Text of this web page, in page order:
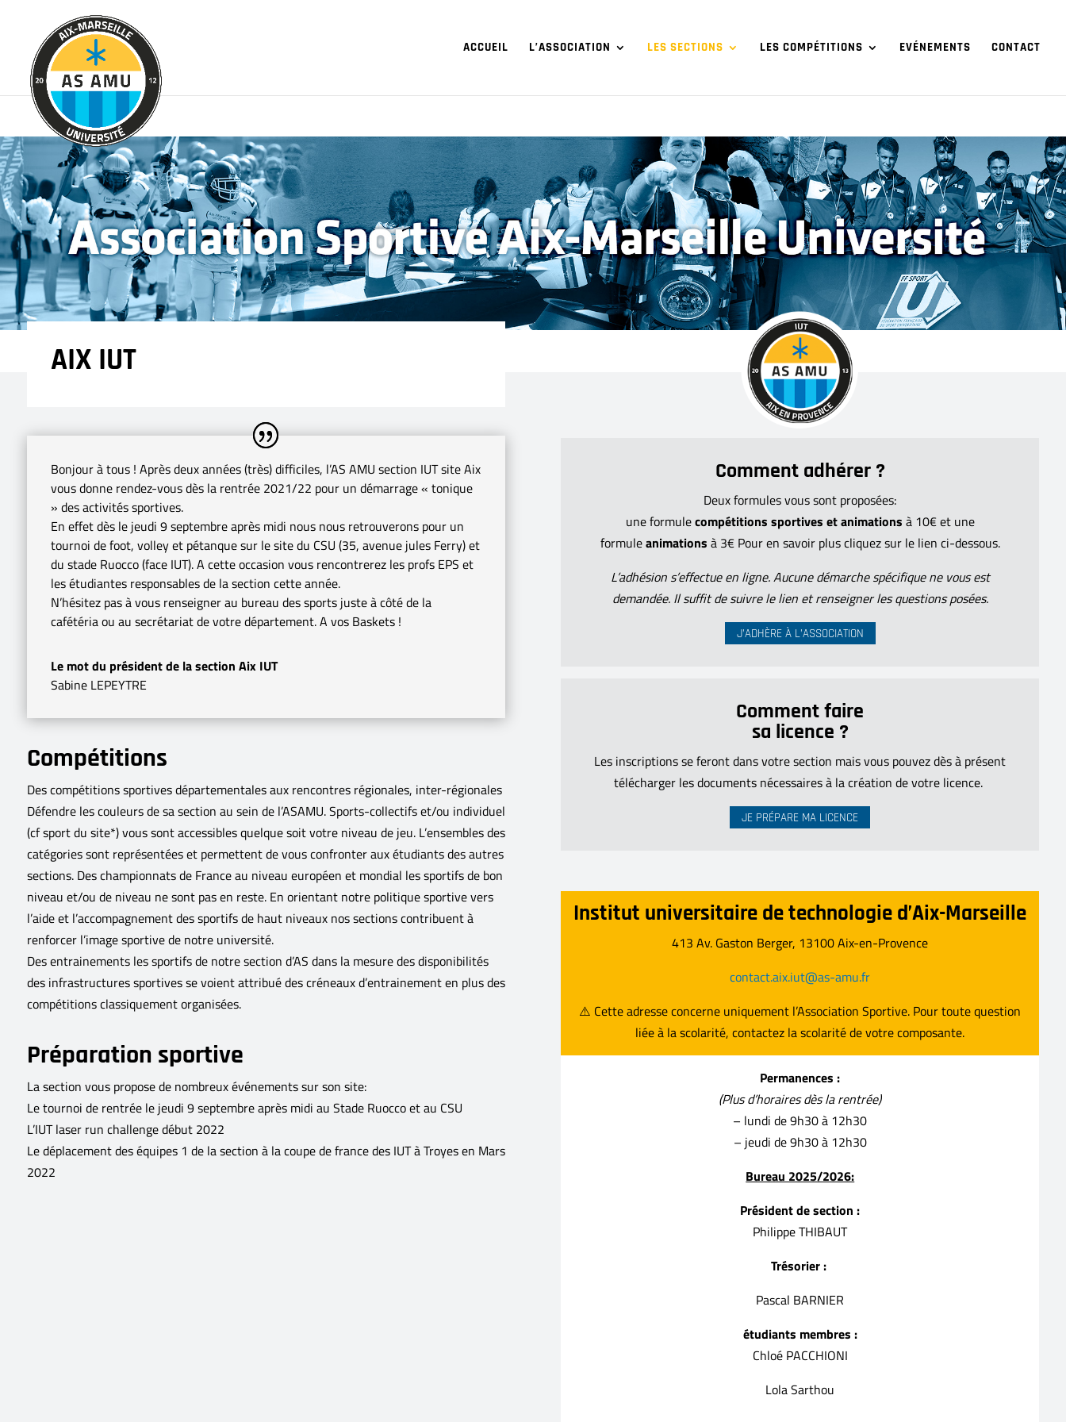
ACCUEIL L’ASSOCIATION LES SECTIONS LES COMPÉTITIONS EVÉNEMENTS CONTACT
AIX IUT
Bonjour à tous ! Après deux années (très) difficiles, l’AS AMU section IUT site Aix
vous donne rendez-vous dès la rentrée 2021/22 pour un démarrage « tonique
» des activités sportives.
En effet dès le jeudi 9 septembre après midi nous nous retrouverons pour un
tournoi de foot, volley et pétanque sur le site du CSU (35, avenue jules Ferry) et
du stade Ruocco (face IUT). A cette occasion vous rencontrerez les profs EPS et
les étudiantes responsables de la section cette année.
N’hésitez pas à vous renseigner au bureau des sports juste à côté de la
cafétéria ou au secrétariat de votre département. A vos Baskets !
Le mot du président de la section Aix IUT
Sabine LEPEYTRE
Compétitions
Des compétitions sportives départementales aux rencontres régionales, inter-régionales
Défendre les couleurs de sa section au sein de l’ASAMU. Sports-collectifs et/ou individuel
(cf sport du site*) vous sont accessibles quelque soit votre niveau de jeu. L’ensembles des
catégories sont représentées et permettent de vous confronter aux étudiants des autres
sections. Des championnats de France au niveau européen et mondial les sportifs de bon
niveau et/ou de niveau ne sont pas en reste. En orientant notre politique sportive vers
l’aide et l’accompagnement des sportifs de haut niveaux nos sections contribuent à
renforcer l’image sportive de notre université.
Des entrainements les sportifs de notre section d’AS dans la mesure des disponibilités
des infrastructures sportives se voient attribué des créneaux d’entrainement en plus des
compétitions classiquement organisées.
Préparation sportive
La section vous propose de nombreux événements sur son site:
Le tournoi de rentrée le jeudi 9 septembre après midi au Stade Ruocco et au CSU
L’IUT laser run challenge début 2022
Le déplacement des équipes 1 de la section à la coupe de france des IUT à Troyes en Mars
2022
Comment adhérer ?
Deux formules vous sont proposées:
une formulecompétitions sportives et animations à 10€ et une
formuleanimations à 3€ Pour en savoir plus cliquez sur le lien ci-dessous.
L’adhésion s’effectue en ligne. Aucune démarche spécifique ne vous est
demandée. Il suffit de suivre le lien et renseigner les questions posées.
J’ADHÈRE À L’ASSOCIATION
Comment faire
sa licence ?
Les inscriptions se feront dans votre section mais vous pouvez dès à présent
télécharger les documents nécessaires à la création de votre licence.
JE PRÉPARE MA LICENCE
Institut universitaire de technologie d’Aix-Marseille
413 Av. Gaston Berger, 13100 Aix-en-Provence
contact.aix.iut@as-amu.fr
⚠️ Cette adresse concerne uniquement l’Association Sportive. Pour toute question
liée à la scolarité, contactez la scolarité de votre composante.
Permanences :
(Plus d’horaires dès la rentrée)
– lundi de 9h30 à 12h30
– jeudi de 9h30 à 12h30
Bureau 2025/2026:
Président de section :
Philippe THIBAUT
Trésorier :
Pascal BARNIER
étudiants membres :
Chloé PACCHIONI
Lola Sarthou